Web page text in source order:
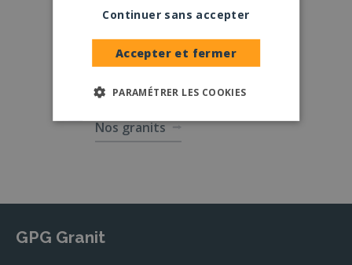
1.200 partenairesen France
Nos partenaires
Large choix degranits et de
Nos granits
GPG Granit
Accepter et fermer
Continuer sans accepter
PARAMÉTRER LES COOKIES